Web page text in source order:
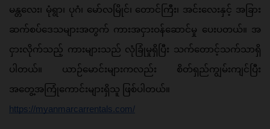
မန္တလေး၊ မုံရွာ၊ ပုဂံ၊ မော်လမြိုင်၊ တောင်ကြီး၊ အင်းလေးနှင့် အခြား
ဆက်စပ်ဒေသများအတွက် ကားအငှားဝန်ဆောင်မှု ပေးပတယ်။ အ
ငှားလိုက်သည့် ကားများသည် လုံခြုံမှုရှိပြီး သက်တောင့်သက်သာရှိ
ပါတယ်။ ယာဉ်မောင်းများကလည်း စိတ်ရှည်ကျွမ်းကျင်ပြီး
အတွေ့အကြုံကောင်းများရှိသူ ဖြစ်ပါတယ်။
https://myanmarcarrentals.com/